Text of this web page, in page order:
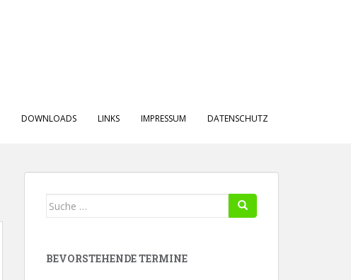
DOWNLOADS LINKS IMPRESSUM DATENSCHUTZ
Suche
BEVORSTEHENDE TERMINE